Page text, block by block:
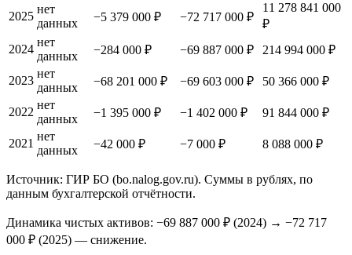
2025
нет
данных
−5 379 000 ₽ −72 717 000 ₽
11 278 841 000
₽
2024
нет
данных
−284 000 ₽ −69 887 000 ₽ 214 994 000 ₽
2023
нет
данных
−68 201 000 ₽ −69 603 000 ₽ 50 366 000 ₽
2022
нет
данных
−1 395 000 ₽ −1 402 000 ₽ 91 844 000 ₽
2021
нет
данных
−42 000 ₽ −7 000 ₽ 8 088 000 ₽
Источник: ГИР БО (bo.nalog.gov.ru). Суммы в рублях, по
данным бухгалтерской отчётности.
Динамика чистых активов: −69 887 000 ₽ (2024) → −72 717
000 ₽ (2025) — снижение.